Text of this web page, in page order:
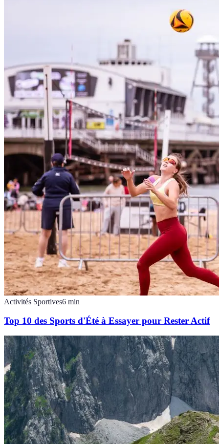
Activités Sportives6 min
Top 10 des Sports d'Été à Essayer pour Rester Actif